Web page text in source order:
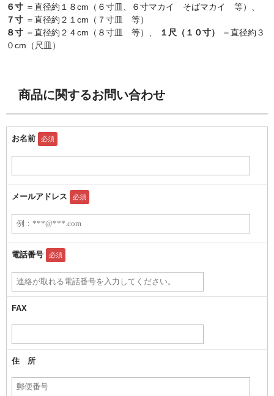
６寸 ＝直径約１８cm（６寸皿、６寸マカイ そばマカイ 等）、
７寸 ＝直径約２１cm（７寸皿 等）
８寸 ＝直径約２４cm（８寸皿 等）、 １尺（１０寸）
＝直径約３
０cm（尺皿）
商品に関するお問い合わせ
お名前 必須
メールアドレス 必須
電話番号 必須
FAX
住 所